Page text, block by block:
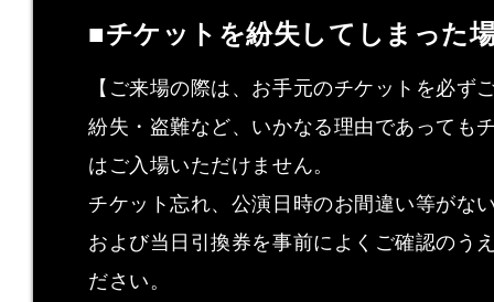
■チケットを紛失してしまった
【ご来場の際は、お手元のチケットを必ず
紛失・盗難など、いかなる理由であっても
はご入場いただけません。
チケット忘れ、公演日時のお間違い等がな
および当日引換券を事前によくご確認のう
ださい。